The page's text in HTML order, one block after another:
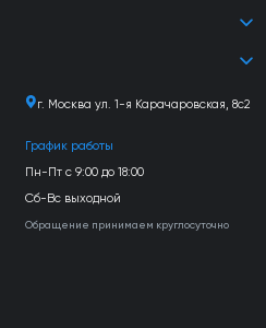
г. Москва ул. 1-я Карачаровская, 8с2
График работы
Пн-Пт с 9:00 до 18:00
Сб-Вс выходной
Обращение принимаем круглосуточно